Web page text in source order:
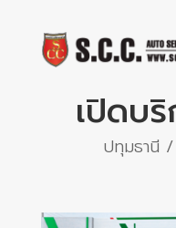
เปิดบ
ปทุมธานี